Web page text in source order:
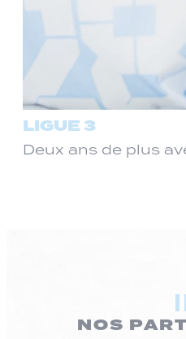
LIGUE 3
Deux ans de plus
NOS